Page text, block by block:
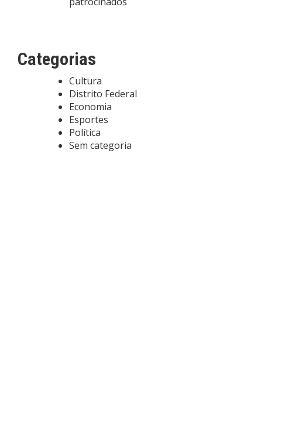
Categorias
Cultura
Distrito Federal
Economia
Esportes
Política
Sem categoria